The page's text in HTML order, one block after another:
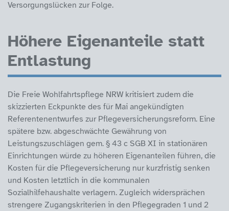
Versorgungslücken zur Folge.
Höhere Eigenanteile statt
Entlastung
Die Freie Wohlfahrtspflege NRW kritisiert zudem die
skizzierten Eckpunkte des für Mai angekündigten
Referentenentwurfes zur Pflegeversicherungsreform. Eine
spätere bzw. abgeschwächte Gewährung von
Leistungszuschlägen gem. § 43 c SGB XI in stationären
Einrichtungen würde zu höheren Eigenanteilen führen, die
Kosten für die Pflegeversicherung nur kurzfristig senken
und Kosten letztlich in die kommunalen
Sozialhilfehaushalte verlagern. Zugleich widersprächen
strengere Zugangskriterien in den Pflegegraden 1 und 2